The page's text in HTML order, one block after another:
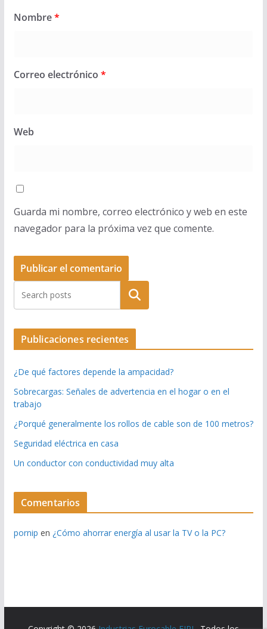
Nombre*
Correo electrónico *
Web
Guarda mi nombre, correo electrónico y web en este
navegador para la próxima vez que comente.
Buscar
Publicaciones recientes
¿De qué factores depende la ampacidad?
Sobrecargas: Señales de advertencia en el hogar o en el
trabajo
¿Porqué generalmente los rollos de cable son de 100 metros?
Seguridad eléctrica en casa
Un conductor con conductividad muy alta
Comentarios
pornip en ¿Cómo ahorrar energía al usar la TV o la PC?